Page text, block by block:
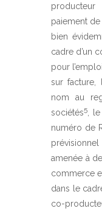
paiement
bien
cadre d’un
pour
sur facture,
nom au
sociétés5 ,
numéro de
amenée à
commerce
dans le
co-